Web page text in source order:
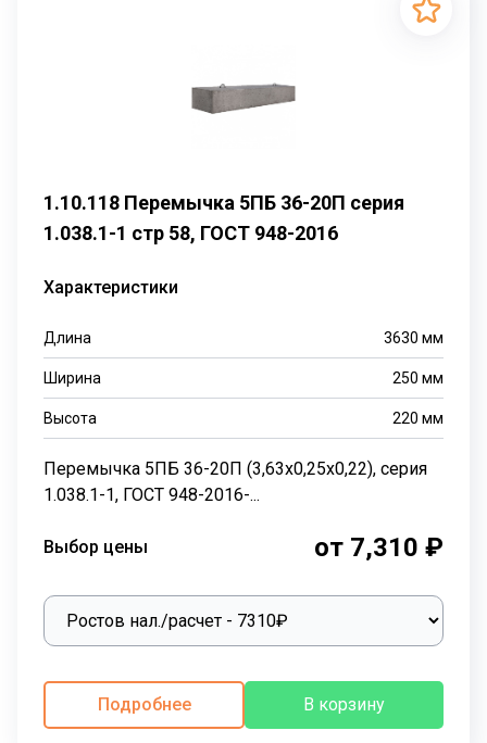
1.10.118 Перемычка 5ПБ 36-20П серия
1.038.1-1 стр 58, ГОСТ 948-2016
Характеристики
Длина 3630 мм
Ширина 250 мм
Высота 220 мм
Перемычка 5ПБ 36-20П (3,63х0,25х0,22), серия
1.038.1-1, ГОСТ 948-2016-...
Выбор цены от 7,310 ₽
Подробнее В корзину